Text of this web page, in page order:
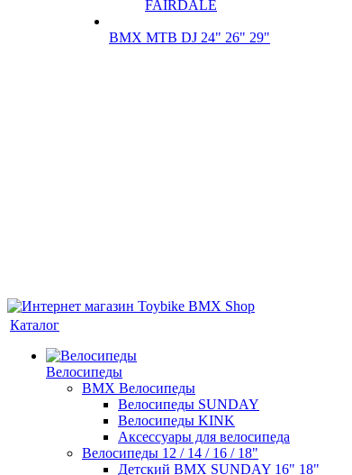
FAIRDALE
BMX MTB DJ 24" 26" 29"
Каталог
Велосипеды
BMX Велосипеды
Велосипеды SUNDAY
Велосипеды KINK
Аксессуары для велосипеда
Велосипеды 12 / 14 / 16 / 18"
Детский BMX SUNDAY 16" 18"